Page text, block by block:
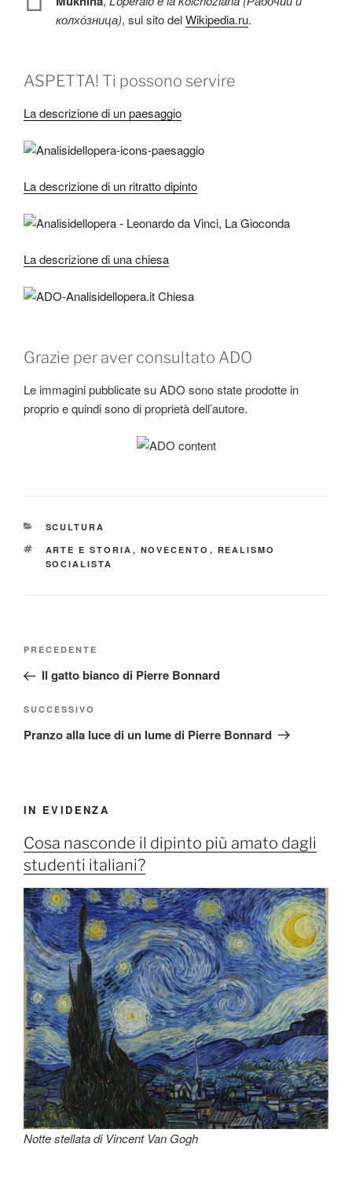
колхо́зница), sul sito delWikipedia.ru.
ASPETTA! Ti possono servire
La descrizione di un paesaggio
La descrizione di un ritratto dipinto
La descrizione di una chiesa
Grazie per aver consultato ADO
Le immagini pubblicate su ADO sono state prodotte in
proprio e quindi sono di proprietà dell’autore.
CATEGORIE
SCULTURA
TAG
ARTE E STORIA , NOVECENTO , REALISMO
SOCIALISTA
Articolo
precedente:
PRECEDENTE
Il gatto bianco di Pierre Bonnard
Articolo
successivo
SUCCESSIVO
Pranzo alla luce di un lume di Pierre Bonnard
IN EVIDENZA
Cosa nasconde il dipinto più amato dagli
studenti italiani?
Notte stellata di Vincent Van Gogh